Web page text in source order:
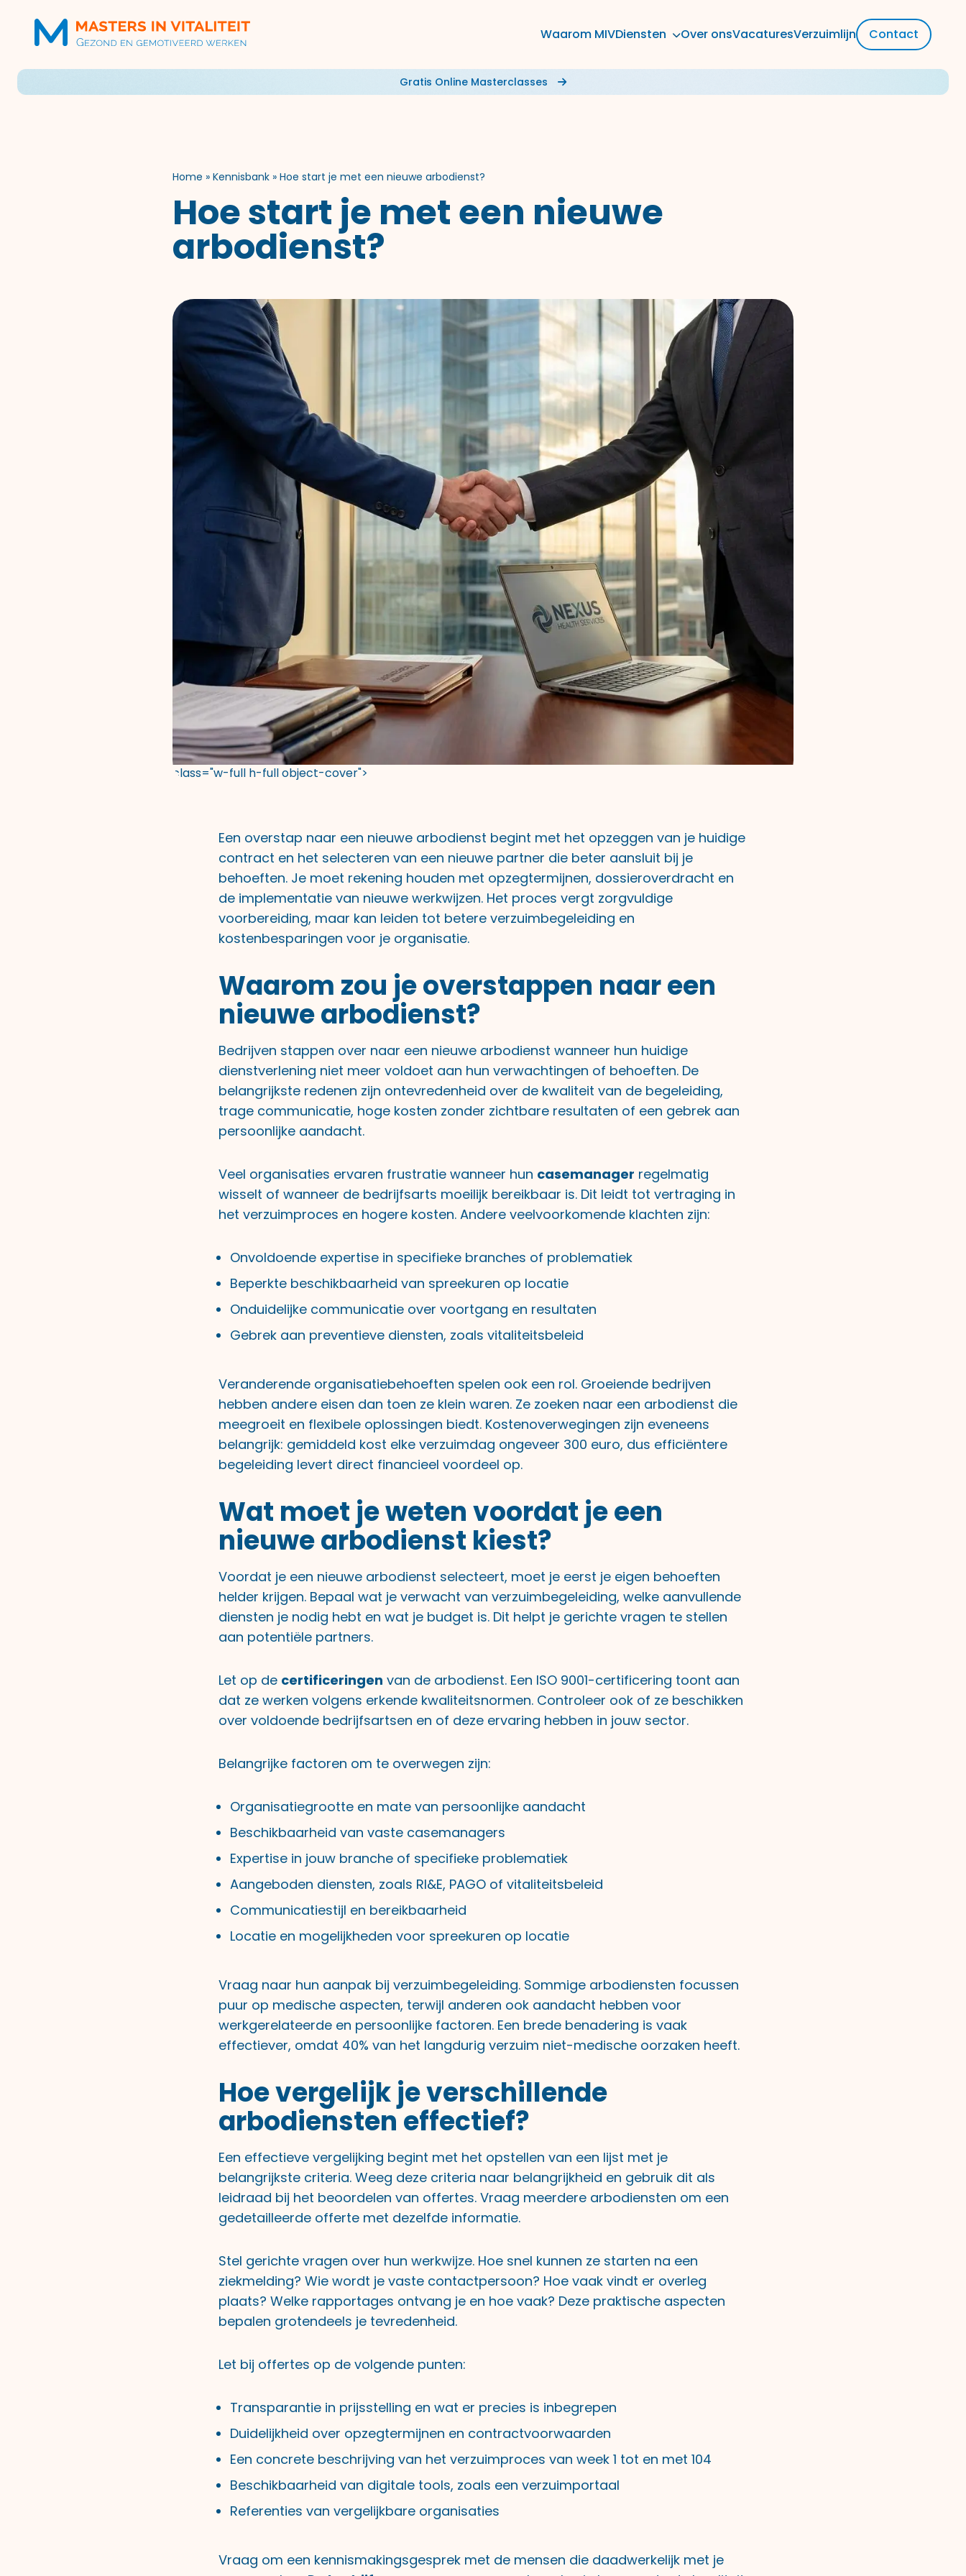
Waarom MIVDiensten Over onsVacaturesVerzuimlijn Contact
Gratis Online Masterclasses
Home » Kennisbank » Hoe start je met een nieuwe arbodienst?
Hoe start je met een nieuwe
arbodienst?
class="w-full h-full object-cover">
Een overstap naar een nieuwe arbodienst begint met het opzeggen van je huidige
contract en het selecteren van een nieuwe partner die beter aansluit bij je
behoeften. Je moet rekening houden met opzegtermijnen, dossieroverdracht en
de implementatie van nieuwe werkwijzen. Het proces vergt zorgvuldige
voorbereiding, maar kan leiden tot betere verzuimbegeleiding en
kostenbesparingen voor je organisatie.
Waarom zou je overstappen naar een
nieuwe arbodienst?
Bedrijven stappen over naar een nieuwe arbodienst wanneer hun huidige
dienstverlening niet meer voldoet aan hun verwachtingen of behoeften. De
belangrijkste redenen zijn ontevredenheid over de kwaliteit van de begeleiding,
trage communicatie, hoge kosten zonder zichtbare resultaten of een gebrek aan
persoonlijke aandacht.
Veel organisaties ervaren frustratie wanneer hun casemanager regelmatig
wisselt of wanneer de bedrijfsarts moeilijk bereikbaar is. Dit leidt tot vertraging in
het verzuimproces en hogere kosten. Andere veelvoorkomende klachten zijn:
Onvoldoende expertise in specifieke branches of problematiek
Beperkte beschikbaarheid van spreekuren op locatie
Onduidelijke communicatie over voortgang en resultaten
Gebrek aan preventieve diensten, zoals vitaliteitsbeleid
Veranderende organisatiebehoeften spelen ook een rol. Groeiende bedrijven
hebben andere eisen dan toen ze klein waren. Ze zoeken naar een arbodienst die
meegroeit en flexibele oplossingen biedt. Kostenoverwegingen zijn eveneens
belangrijk: gemiddeld kost elke verzuimdag ongeveer 300 euro, dus efficiëntere
begeleiding levert direct financieel voordeel op.
Wat moet je weten voordat je een
nieuwe arbodienst kiest?
Voordat je een nieuwe arbodienst selecteert, moet je eerst je eigen behoeften
helder krijgen. Bepaal wat je verwacht van verzuimbegeleiding, welke aanvullende
diensten je nodig hebt en wat je budget is. Dit helpt je gerichte vragen te stellen
aan potentiële partners.
Let op de certificeringen van de arbodienst. Een ISO 9001-certificering toont aan
dat ze werken volgens erkende kwaliteitsnormen. Controleer ook of ze beschikken
over voldoende bedrijfsartsen en of deze ervaring hebben in jouw sector.
Belangrijke factoren om te overwegen zijn:
Organisatiegrootte en mate van persoonlijke aandacht
Beschikbaarheid van vaste casemanagers
Expertise in jouw branche of specifieke problematiek
Aangeboden diensten, zoals RI&E, PAGO of vitaliteitsbeleid
Communicatiestijl en bereikbaarheid
Locatie en mogelijkheden voor spreekuren op locatie
Vraag naar hun aanpak bij verzuimbegeleiding. Sommige arbodiensten focussen
puur op medische aspecten, terwijl anderen ook aandacht hebben voor
werkgerelateerde en persoonlijke factoren. Een brede benadering is vaak
effectiever, omdat 40% van het langdurig verzuim niet-medische oorzaken heeft.
Hoe vergelijk je verschillende
arbodiensten effectief?
Een effectieve vergelijking begint met het opstellen van een lijst met je
belangrijkste criteria. Weeg deze criteria naar belangrijkheid en gebruik dit als
leidraad bij het beoordelen van offertes. Vraag meerdere arbodiensten om een
gedetailleerde offerte met dezelfde informatie.
Stel gerichte vragen over hun werkwijze. Hoe snel kunnen ze starten na een
ziekmelding? Wie wordt je vaste contactpersoon? Hoe vaak vindt er overleg
plaats? Welke rapportages ontvang je en hoe vaak? Deze praktische aspecten
bepalen grotendeels je tevredenheid.
Let bij offertes op de volgende punten:
Transparantie in prijsstelling en wat er precies is inbegrepen
Duidelijkheid over opzegtermijnen en contractvoorwaarden
Een concrete beschrijving van het verzuimproces van week 1 tot en met 104
Beschikbaarheid van digitale tools, zoals een verzuimportaal
Referenties van vergelijkbare organisaties
Vraag om een kennismakingsgesprek met de mensen die daadwerkelijk met je